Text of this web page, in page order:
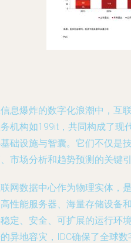
息爆炸的数字化浪潮中，互
机构如199it，共同构成了现
础设施与智囊。它们不仅是
市场分析和趋势预测的关键引
网数据中心作为物理实体，
性能服务器、海量存储设备
定、安全、可扩展的运行环
异地容灾，IDC确保了全球